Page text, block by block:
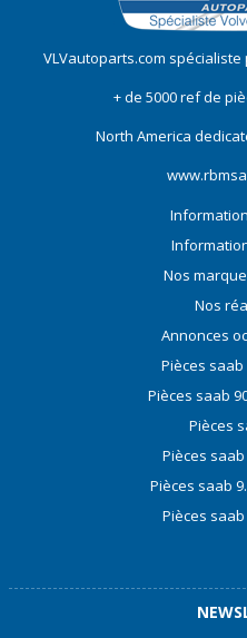
VLVautoparts.com spécialiste
+ de 5000 ref de
North America
Nos
Nos
Annonces
Pièces
Pièces saab
Pièces
Pièces saab
Pièces saab
Pièces saab